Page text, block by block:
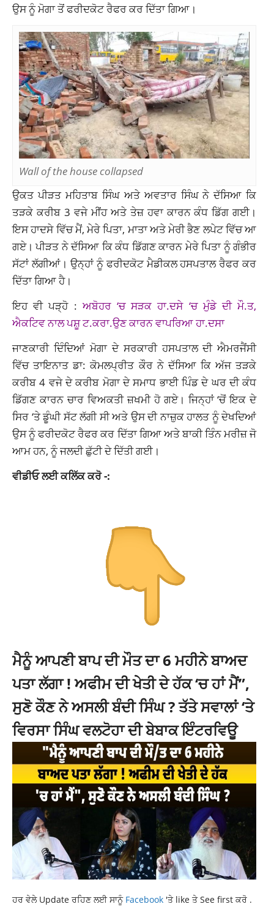
ਉਸ ਨੂੰ ਮੋਗਾ ਤੋਂ ਫਰੀਦਕੋਟ ਰੈਫਰ ਕਰ ਦਿੱਤਾ ਗਿਆ।
Wall of the house collapsed
ਉਕਤ ਪੀੜਤ ਮਹਿਤਾਬ ਸਿੰਘ ਅਤੇ ਅਵਤਾਰ ਸਿੰਘ ਨੇ ਦੱਸਿਆ ਕਿ
ਤੜਕੇ ਕਰੀਬ 3 ਵਜੇ ਮੀਂਹ ਅਤੇ ਤੇਜ਼ ਹਵਾ ਕਾਰਨ ਕੰਧ ਡਿੱਗ ਗਈ।
ਇਸ ਹਾਦਸੇ ਵਿੱਚ ਮੈਂ, ਮੇਰੇ ਪਿਤਾ, ਮਾਤਾ ਅਤੇ ਮੇਰੀ ਭੈਣ ਲਪੇਟ ਵਿੱਚ ਆ
ਗਏ। ਪੀੜਤ ਨੇ ਦੱਸਿਆ ਕਿ ਕੰਧ ਡਿੱਗਣ ਕਾਰਨ ਮੇਰੇ ਪਿਤਾ ਨੂੰ ਗੰਭੀਰ
ਸੱਟਾਂ ਲੱਗੀਆਂ। ਉਨ੍ਹਾਂ ਨੂੰ ਫਰੀਦਕੋਟ ਮੈਡੀਕਲ ਹਸਪਤਾਲ ਰੈਫਰ ਕਰ
ਦਿੱਤਾ ਗਿਆ ਹੈ।
ਇਹ ਵੀ ਪੜ੍ਹੋ :ਅਬੋਹਰ ‘ਚ ਸੜਕ ਹਾ.ਦਸੇ ‘ਚ ਮੁੰਡੇ ਦੀ ਮੌ.ਤ,
ਐਕਟਿਵ ਨਾਲ ਪਸ਼ੂ ਟ.ਕਰਾ.ਉਣ ਕਾਰਨ ਵਾਪਰਿਆ ਹਾ.ਦਸਾ
ਜਾਣਕਾਰੀ ਦਿੰਦਿਆਂ ਮੋਗਾ ਦੇ ਸਰਕਾਰੀ ਹਸਪਤਾਲ ਦੀ ਐਮਰਜੈਂਸੀ
ਵਿੱਚ ਤਾਇਨਾਤ ਡਾ: ਕੋਮਲਪ੍ਰੀਤ ਕੌਰ ਨੇ ਦੱਸਿਆ ਕਿ ਅੱਜ ਤੜਕੇ
ਕਰੀਬ 4 ਵਜੇ ਦੇ ਕਰੀਬ ਮੋਗਾ ਦੇ ਸਮਾਧ ਭਾਈ ਪਿੰਡ ਦੇ ਘਰ ਦੀ ਕੰਧ
ਡਿੱਗਣ ਕਾਰਨ ਚਾਰ ਵਿਅਕਤੀ ਜ਼ਖਮੀ ਹੋ ਗਏ। ਜਿਨ੍ਹਾਂ ‘ਚੋਂ ਇਕ ਦੇ
ਸਿਰ ‘ਤੇ ਡੂੰਘੀ ਸੱਟ ਲੱਗੀ ਸੀ ਅਤੇ ਉਸ ਦੀ ਨਾਜ਼ੁਕ ਹਾਲਤ ਨੂੰ ਦੇਖਦਿਆਂ
ਉਸ ਨੂੰ ਫਰੀਦਕੋਟ ਰੈਫਰ ਕਰ ਦਿੱਤਾ ਗਿਆ ਅਤੇ ਬਾਕੀ ਤਿੰਨ ਮਰੀਜ਼ ਜੋ
ਆਮ ਹਨ, ਨੂੰ ਜਲਦੀ ਛੁੱਟੀ ਦੇ ਦਿੱਤੀ ਗਈ।
ਵੀਡੀਓ ਲਈ ਕਲਿੱਕ ਕਰੋ -:
ਮੈਨੂੰ ਆਪਣੀ ਬਾਪ ਦੀ ਮੌਤ ਦਾ 6 ਮਹੀਨੇ ਬਾਅਦ
ਪਤਾ ਲੱਗਾ ! ਅਫੀਮ ਦੀ ਖੇਤੀ ਦੇ ਹੱਕ ‘ਚ ਹਾਂ ਮੈਂ”,
ਸੁਣੋ ਕੌਣ ਨੇ ਅਸਲੀ ਬੰਦੀ ਸਿੰਘ ? ਤੱਤੇ ਸਵਾਲਾਂ ‘ਤੇ
ਵਿਰਸਾ ਸਿੰਘ ਵਲਟੋਹਾ ਦੀ ਬੇਬਾਕ ਇੰਟਰਵਿਊ
ਹਰ ਵੇਲੇ Update ਰਹਿਣ ਲਈ ਸਾਨੂੰ Facebook 'ਤੇ like ਤੇ See first ਕਰੋ .